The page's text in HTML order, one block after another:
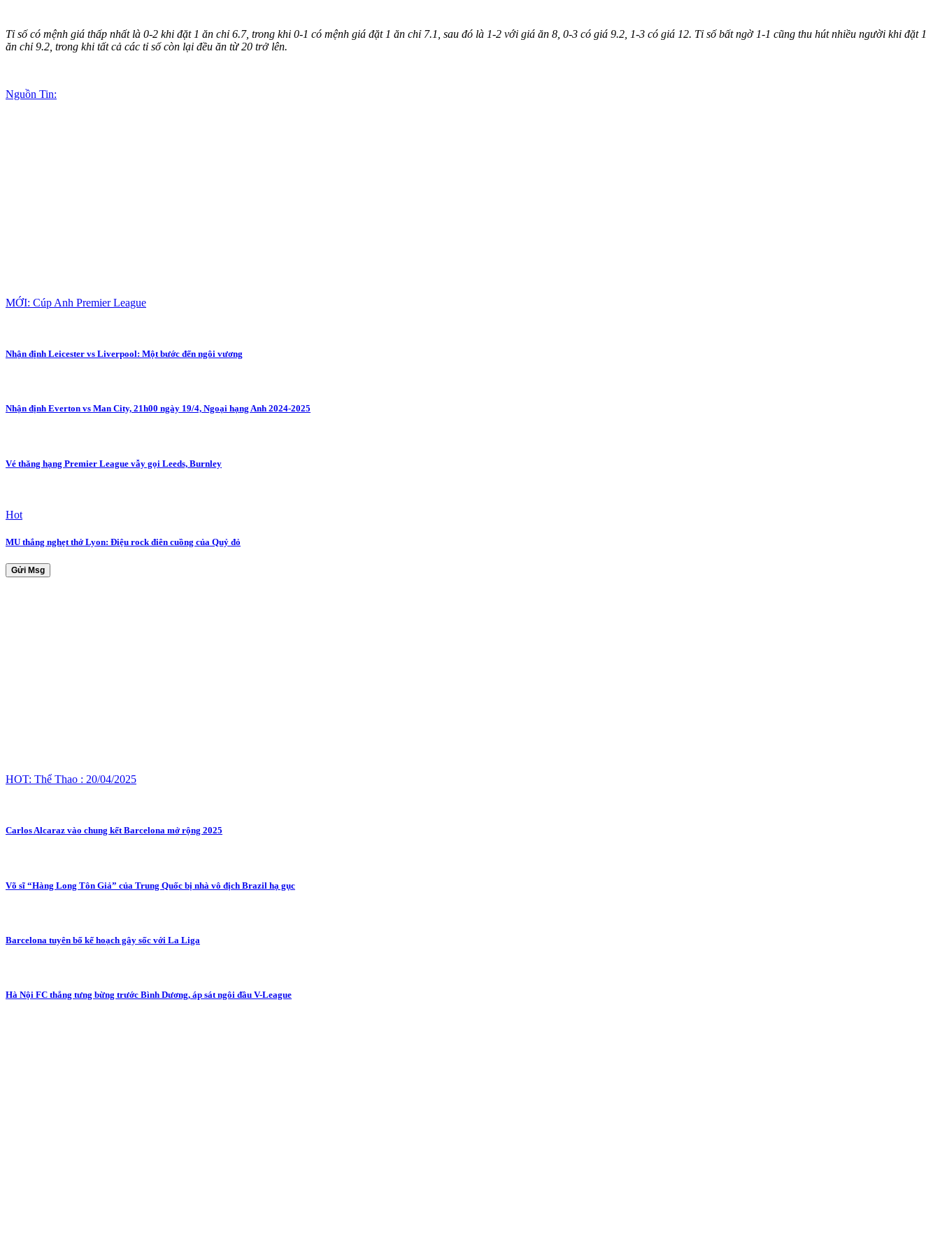
Tỉ số có mệnh giá thấp nhất là 0-2 khi đặt 1 ăn chỉ 6.7, trong khi 0-1 có mệnh giá đặt 1 ăn chỉ 7.1, sau đó là 1-2 với giá ăn 8, 0-3 có giá 9.2, 1-3 có giá 12. Tỉ số bất ngờ 1-1 cũng thu hút nhiều người khi đặt 1
ăn chỉ 9.2, trong khi tất cả các tỉ số còn lại đều ăn từ 20 trở lên.
Nguồn Tin:
MỚI: Cúp Anh Premier League
Nhận định Leicester vs Liverpool: Một bước đến ngôi vương
Nhận định Everton vs Man City, 21h00 ngày 19/4, Ngoại hạng Anh 2024-2025
Vé thăng hạng Premier League vẫy gọi Leeds, Burnley
Hot
MU thắng nghẹt thở Lyon: Điệu rock điên cuồng của Quỷ đỏ
Gửi Msg
HOT: Thể Thao : 20/04/2025
Carlos Alcaraz vào chung kết Barcelona mở rộng 2025
Võ sĩ “Hàng Long Tôn Giả” của Trung Quốc bị nhà vô địch Brazil hạ gục
Barcelona tuyên bố kế hoạch gây sốc với La Liga
Hà Nội FC thắng tưng bừng trước Bình Dương, áp sát ngôi đầu V-League